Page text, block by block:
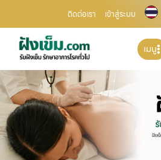
ติดต่อเรา เข้าสู่ระบบ
เมนู